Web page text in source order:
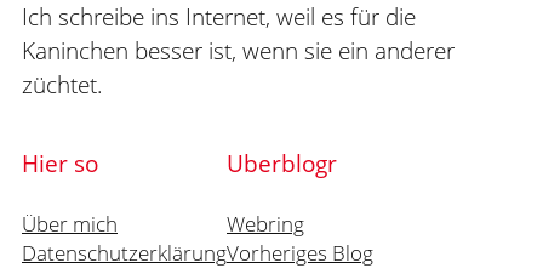
Ich schreibe ins Internet, weil es für die
Kaninchen besser ist, wenn sie ein anderer
züchtet.
Hier so
Über mich
Datenschutzerklärung
Uberblogr
Webring
Vorheriges Blog